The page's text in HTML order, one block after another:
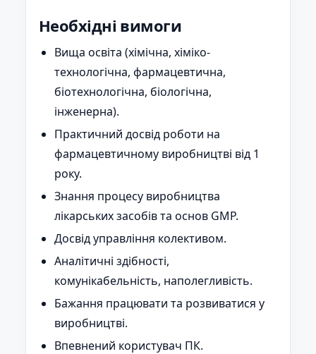
Необхідні вимоги
Вища освіта (хімічна, хіміко-
технологічна, фармацевтична,
біотехнологічна, біологічна,
інженерна).
Практичний досвід роботи на
фармацевтичному виробництві від 1
року.
Знання процесу виробництва
лікарських засобів та основ GMP.
Досвід управління колективом.
Аналітичні здібності,
комунікабельність, наполегливість.
Бажання працювати та розвиватися у
виробництві.
Впевнений користувач ПК.